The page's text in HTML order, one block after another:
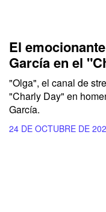
El
García en el
"Olga", el canal de
"Charly Day" en
García.
24 DE OCTUBRE DE